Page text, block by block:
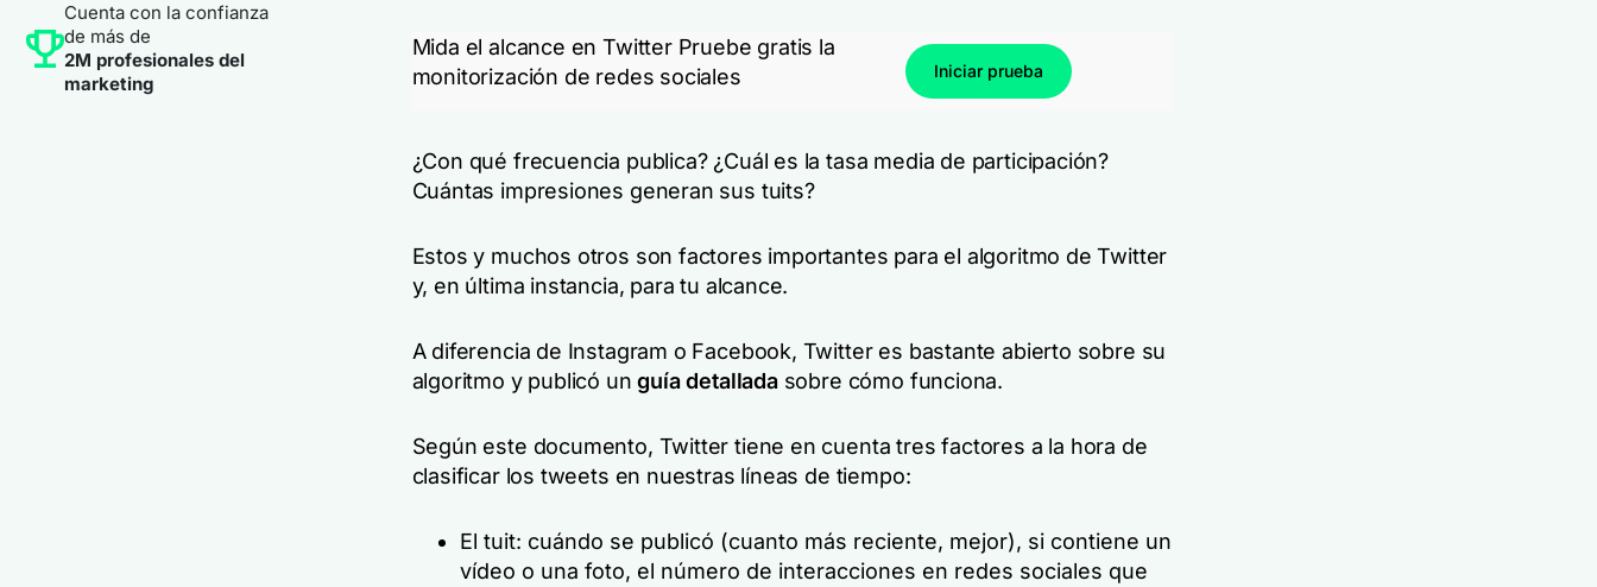
Cuenta con la confianza
de más de
2M profesionales del
marketing
Mida el alcance en Twitter Pruebe gratis la
monitorización de redes sociales
Iniciar prueba
¿Con qué frecuencia publica? ¿Cuál es la tasa media de participación?
Cuántas impresiones generan sus tuits?
Estos y muchos otros son factores importantes para el algoritmo de Twitter
y, en última instancia, para tu alcance.
A diferencia de Instagram o Facebook, Twitter es bastante abierto sobre su
algoritmo y publicó unguía detalladasobre cómo funciona.
Según este documento, Twitter tiene en cuenta tres factores a la hora de
clasificar los tweets en nuestras líneas de tiempo:
El tuit: cuándo se publicó (cuanto más reciente, mejor), si contiene un
vídeo o una foto, el número de interacciones en redes sociales que